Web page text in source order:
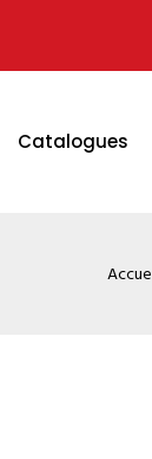
Catalogues